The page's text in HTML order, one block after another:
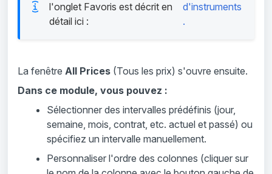
l'onglet Favoris est décrit en
détail ici :
d'instruments
.
La fenêtre All Prices (Tous les prix) s'ouvre ensuite.
Dans ce module, vous pouvez :
Sélectionner des intervalles prédéfinis (jour,
semaine, mois, contrat, etc. actuel et passé) ou
spécifiez un intervalle manuellement.
Personnaliser l'ordre des colonnes (cliquer sur